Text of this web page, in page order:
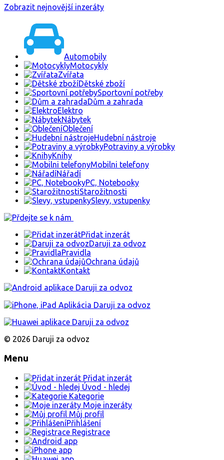
Zobrazit nejnovější inzeráty
Automobily
Motocykly
Zvířata
Dětské zboží
Sportovní potřeby
Dům a zahrada
Elektro
Nábytek
Oblečení
Hudební nástroje
Potraviny a výrobky
Knihy
Mobilni telefony
Nářadí
PC, Notebooky
Starožitnosti
Slevy, vstupenky
Přidat inzerát
Daruji za odvoz
Pravidla
Ochrana údajů
Kontakt
© 2026 Daruji za odvoz
Menu
Přidat inzerát
Úvod - hledej
Kategorie
Moje inzeráty
Můj profil
Přihlášení
Registrace